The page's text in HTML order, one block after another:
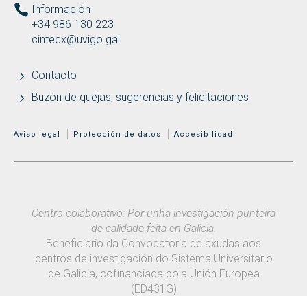
Información
+34 986 130 223
cintecx@uvigo.gal
Contacto
Buzón de quejas, sugerencias y felicitaciones
MENÚ ADICIONAL
Aviso legal Protección de datos Accesibilidad
Centro colaborativo: Por unha investigación punteira
de calidade feita en Galicia.
Beneficiario da Convocatoria de axudas aos
centros de investigación do Sistema Universitario
de Galicia, cofinanciada pola Unión Europea
(ED431G)